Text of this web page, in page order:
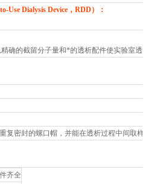
Use Dialysis Device，RDD）：
确的截留分子量和*的透析配件使实验室透
复密封的螺口帽，并能在透析过程中间取
齐全